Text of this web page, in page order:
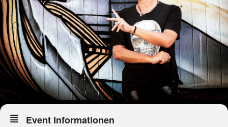
Event Informationen